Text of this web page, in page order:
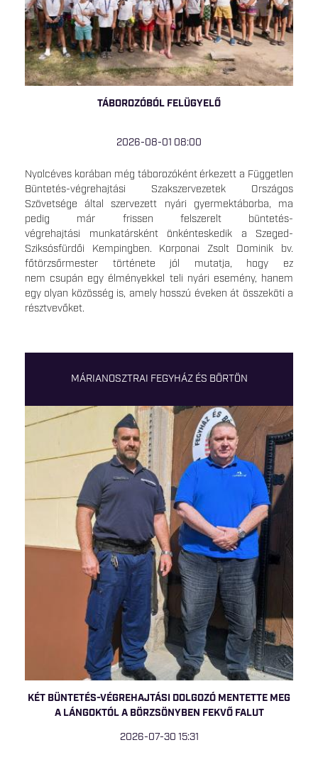
TÁBOROZÓBÓL FELÜGYELŐ
2026-08-01 08:00
Nyolcéves korában még táborozóként érkezett a Független
Büntetés-végrehajtási Szakszervezetek Országos
Szövetsége által szervezett nyári gyermektáborba, ma
pedig már frissen felszerelt büntetés-
végrehajtási munkatársként önkénteskedik a Szeged-
Sziksósfürdői Kempingben. Korponai Zsolt Dominik bv.
főtörzsőrmester története jól mutatja, hogy ez
nem csupán egy élményekkel teli nyári esemény, hanem
egy olyan közösség is, amely hosszú éveken át összeköti a
résztvevőket.
MÁRIANOSZTRAI FEGYHÁZ ÉS BÖRTÖN
KÉT BÜNTETÉS-VÉGREHAJTÁSI DOLGOZÓ MENTETTE MEG
A LÁNGOKTÓL A BÖRZSÖNYBEN FEKVŐ FALUT
2026-07-30 15:31